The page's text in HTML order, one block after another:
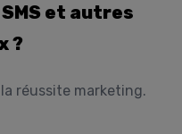
et autres
?
réussite marketing.